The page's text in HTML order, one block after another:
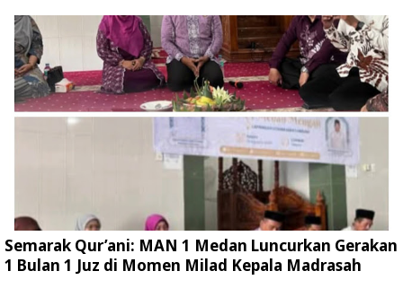
Semarak Qur’ani: MAN 1 Medan Luncurkan Gerakan
1 Bulan 1 Juz di Momen Milad Kepala Madrasah